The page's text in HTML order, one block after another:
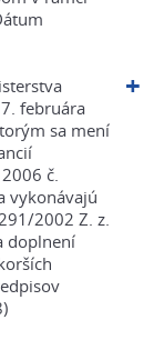
februára
sa mení
č.
vykonávajú
2002 Z. z.
doplnení